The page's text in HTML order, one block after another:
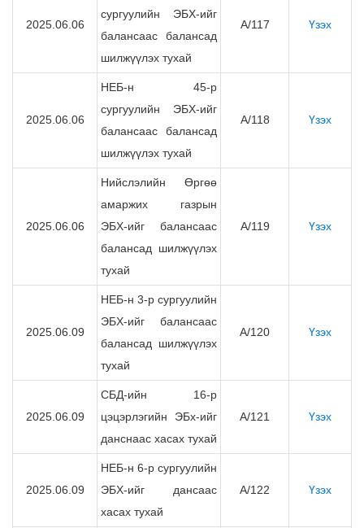
2025.06.06
сургуулийн ЭБХ-ийг
балансаас балансад
шилжүүлэх тухай
А/117 Үзэх
2025.06.06
НЕБ-н 45-р
сургуулийн ЭБХ-ийг
балансаас балансад
шилжүүлэх тухай
А/118 Үзэх
2025.06.06
Нийслэлийн Өргөө
амаржих газрын
ЭБХ-ийг балансаас
балансад шилжүүлэх
тухай
А/119 Үзэх
2025.06.09
НЕБ-н 3-р сургуулийн
ЭБХ-ийг балансаас
балансад шилжүүлэх
тухай
А/120 Үзэх
2025.06.09
СБД-ийн 16-р
цэцэрлэгийн ЭБх-ийг
данснаас хасах тухай
А/121 Үзэх
2025.06.09
НЕБ-н 6-р сургуулийн
ЭБХ-ийг дансаас
хасах тухай
А/122 Үзэх